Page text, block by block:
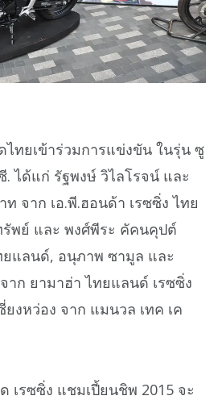
ทยเข้าร่วมการแข่งขัน ในรุ่น ซู
. ได้แก่ รัฐพงษ์ วิไลโรจน์ และ
จาก เอ.พี.ฮอนด้า เรซซิ่ง ไทย
พย์ และ พงศ์พีระ คัคนคุปต์
แลนด์, อนุภาพ ซามูล และ
าก ยามาฮ่า ไทยแลนด์ เรซซิ่ง
ยงหว่อง จาก แมนวล เทค เค
เรซซิ่ง แชมเปี้ยนชิพ 2015 จะ